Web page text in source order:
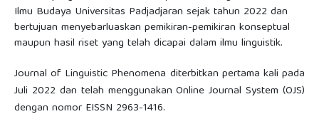
Ilmu Budaya Universitas Padjadjaran sejak tahun 2022 dan
bertujuan menyebarluaskan pemikiran-pemikiran konseptual
maupun hasil riset yang telah dicapai dalam ilmu linguistik.
Journal of Linguistic Phenomena diterbitkan pertama kali pada
Juli 2022 dan telah menggunakan Online Journal System (OJS)
dengan nomor EISSN 2963-1416.